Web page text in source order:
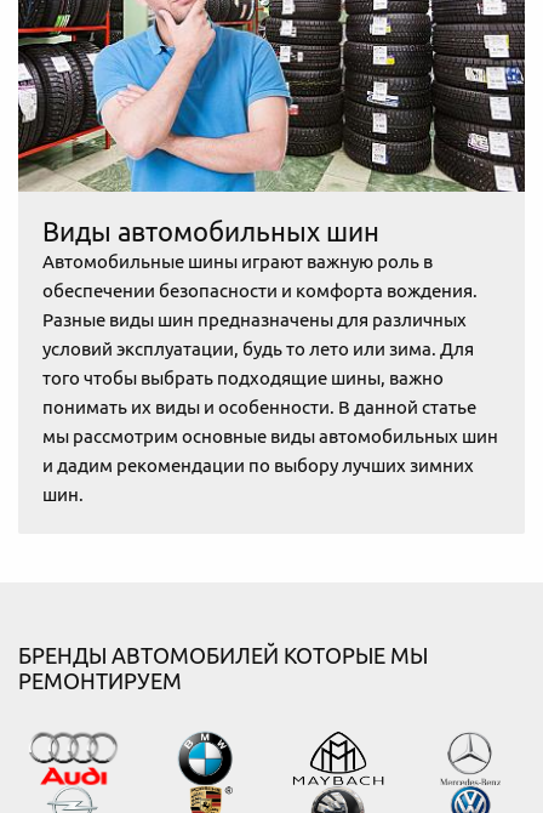
Виды автомобильных шин
Автомобильные шины играют важную роль в
обеспечении безопасности и комфорта вождения.
Разные виды шин предназначены для различных
условий эксплуатации, будь то лето или зима. Для
того чтобы выбрать подходящие шины, важно
понимать их виды и особенности. В данной статье
мы рассмотрим основные виды автомобильных шин
и дадим рекомендации по выбору лучших зимних
шин.
БРЕНДЫ АВТОМОБИЛЕЙ КОТОРЫЕ МЫ
РЕМОНТИРУЕМ